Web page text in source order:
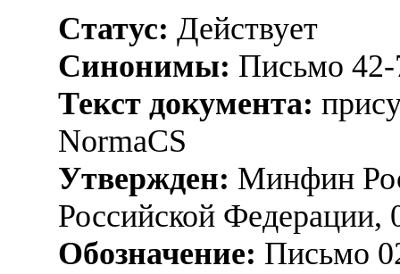
Статус: Действует
Синонимы: Письмо
Текст документа:
NormaCS
Утвержден: Минфин
Российской Федерации,
Обозначение: Письмо